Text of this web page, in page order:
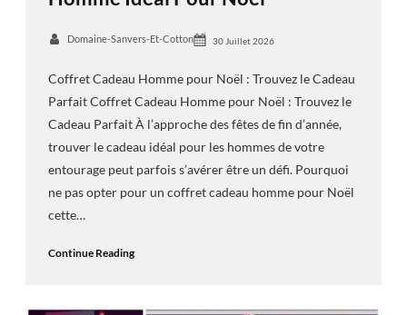
Domaine-Sanvers-Et-Cotton 30 Juillet 2026
Coffret Cadeau Homme pour Noël : Trouvez le Cadeau
Parfait Coffret Cadeau Homme pour Noël : Trouvez le
Cadeau Parfait À l’approche des fêtes de fin d’année,
trouver le cadeau idéal pour les hommes de votre
entourage peut parfois s’avérer être un défi. Pourquoi
ne pas opter pour un coffret cadeau homme pour Noël
cette…
Continue Reading